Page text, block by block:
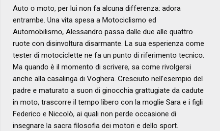
Auto o moto, per lui non fa alcuna differenza: adora
entrambe. Una vita spesa a Motociclismo ed
Automobilismo, Alessandro passa dalle due alle quattro
ruote con disinvoltura disarmante. La sua esperienza come
tester di motociclette ne fa un punto di riferimento tecnico.
Ma quando è il momento di scrivere, sa come rivolgersi
anche alla casalinga di Voghera. Cresciuto nell’esempio del
padre e maturato a suon di ginocchia grattugiate da cadute
in moto, trascorre il tempo libero con la moglie Sara e i figli
Federico e Niccolò, ai quali non perde occasione di
insegnare la sacra filosofia dei motori e dello sport.